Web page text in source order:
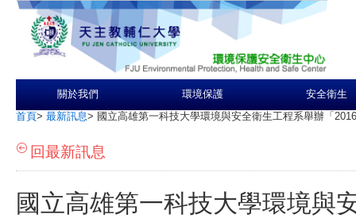
關於我們 環境保護 安全衛生
首頁> 最新訊息> 國立高雄第一科技大學環境與安全衛生工程系舉辦「
回最新訊息
國立高雄第一科技大學環境與